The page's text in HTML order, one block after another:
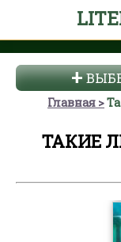
Главная
ТАКИЕ